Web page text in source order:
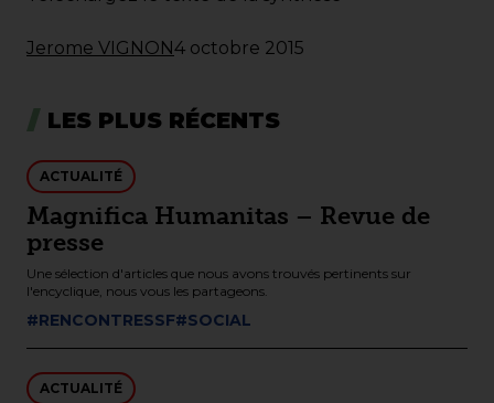
Jerome VIGNON4 octobre 2015
LES PLUS RÉCENTS
ACTUALITÉ
Magnifica Humanitas – Revue de
presse
Une sélection d'articles que nous avons trouvés pertinents sur
l'encyclique, nous vous les partageons.
#RENCONTRESSF#SOCIAL
ACTUALITÉ